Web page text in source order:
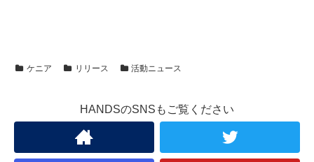
ケニア リリース 活動ニュース
HANDSのSNSもご覧ください